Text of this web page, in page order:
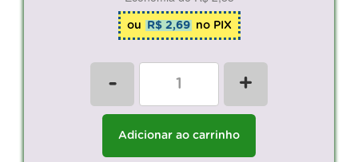
ou R$ 2,69 no PIX
- +
Adicionar ao carrinho